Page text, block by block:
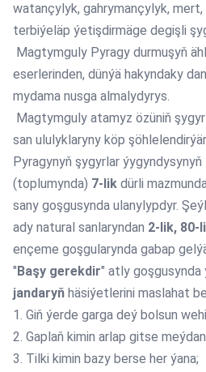
watançylyk, gahrymançylyk,
terbiýeläp ýetişdirmäge degişli
Magtymguly Pyragy durmuşyň
eserlerinden, dünýä hakyndaky
mydama nusga almalydyrys.
Magtymguly atamyz özüniň
san ululyklaryny köp
Pyragynyň şygyrlar ýygyndysynyň
(toplumynda) 7-lik dürli
sany goşgusynda ulanylypdyr.
ady natural sanlaryndan 2-lik, 80-
ençeme goşgularynda gabap
" Başy gerekdir" atly goşgusynda
jandaryň häsiýetlerini maslahat
1. Giň ýerde garga deý bolsun
2. Gaplaň kimin arlap gitse
3. Tilki kimin bazy berse her ýana;